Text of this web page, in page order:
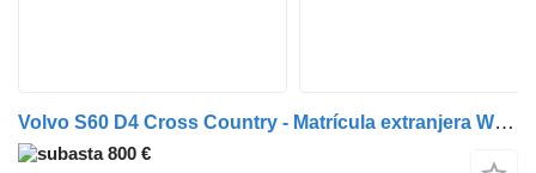
Volvo S60 D4 Cross Country - Matrícula extranjera WW847GP (2026-V-6586
800 €